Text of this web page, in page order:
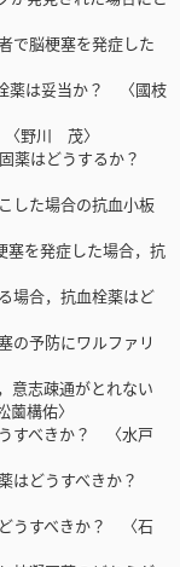
で脳梗塞を発症した
薬は妥当か？ 〈國枝
野川 茂〉
薬はどうするか？
した場合の抗血小板
を発症した場合，抗
場合，抗血栓薬はど
の予防にワルファリ
意志疎通がとれない
構佑〉
すべきか？ 〈水戸
はどうすべきか？
うすべきか？ 〈石